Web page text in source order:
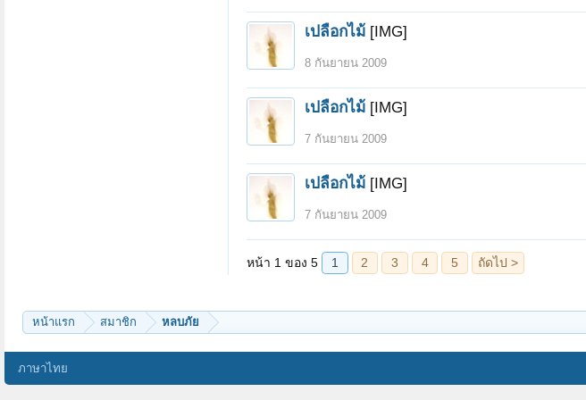
เปลือกไม้ [IMG]
8 กันยายน 2009
เปลือกไม้ [IMG]
7 กันยายน 2009
เปลือกไม้ [IMG]
7 กันยายน 2009
หน้าแรก สมาชิก หลบภัย
ภาษาไทย